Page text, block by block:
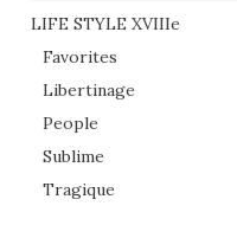
LIFE STYLE XVIIIe
Favorites
Libertinage
People
Sublime
Tragique